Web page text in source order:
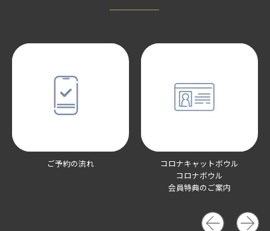
ご予約の流れ
コロナキャットボウル
コロナボウル
会員特典のご案内